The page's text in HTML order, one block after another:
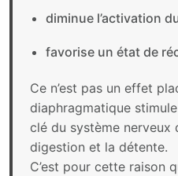
diminue l’activation
favorise un état de
Ce n’est pas un effet
diaphragmatique
clé du système nerveux
digestion et la détente.
C’est pour cette raison